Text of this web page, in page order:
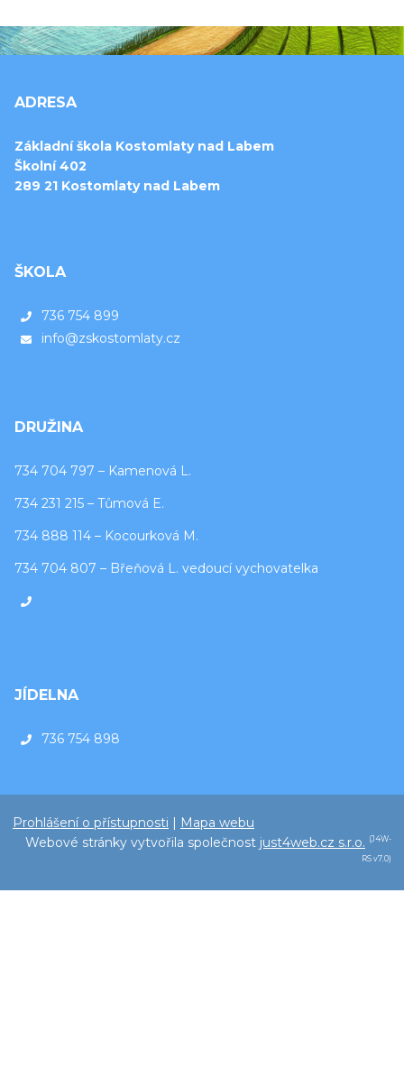
ADRESA
Základní škola Kostomlaty nad Labem
Školní 402
289 21 Kostomlaty nad Labem
ŠKOLA
736 754 899
info@zskostomlaty.cz
DRUŽINA
734 704 797 – Kamenová L.
734 231 215 – Tůmová E.
734 888 114 – Kocourková M.
734 704 807 – Břeňová L. vedoucí vychovatelka
JÍDELNA
736 754 898
Prohlášení o přístupnosti | Mapa webu
Webové stránky vytvořila společnost just4web.cz s.r.o. (J4W-
RS v7.0)